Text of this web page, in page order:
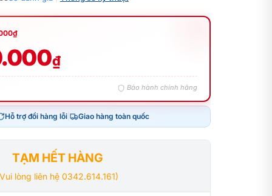
₫
₫
Bảo hành chính hãng
Hỗ trợ đổi hàng lỗi| Giao hàng toàn quốc
TẠM HẾT HÀNG
lòng liên hệ 0342.614.161)